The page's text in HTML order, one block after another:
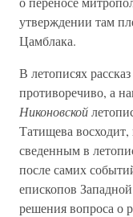
утверждении там
Цамблака.
В летописях
противоречиво, а
Никоновской
Татищева
сведенным в
после самих
епископов
решения вопроса о